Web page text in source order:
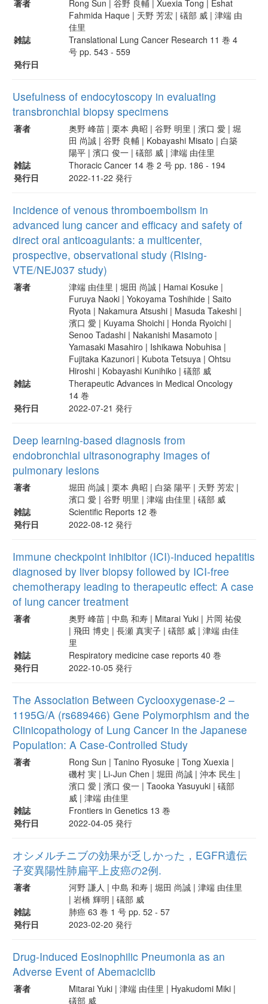
著者
Rong Sun | 谷野 良輔 | Xuexia Tong | Eshat
Fahmida Haque | 天野 芳宏 | 礒部 威 | 津端 由
佳里
雑誌
Translational Lung Cancer Research 11 巻 4
号 pp. 543 - 559
発行日
Usefulness of endocytoscopy in evaluating
transbronchial biopsy specimens
著者
奥野 峰苗 | 栗本 典昭 | 谷野 明里 | 濱口 愛 | 堀
田 尚誠 | 谷野 良輔 | Kobayashi Misato | 白築
陽平 | 濱口 俊一 | 礒部 威 | 津端 由佳里
雑誌
Thoracic Cancer 14 巻 2 号 pp. 186 - 194
発行日
2022-11-22 発行
Incidence of venous thromboembolism in
advanced lung cancer and efficacy and safety of
direct oral anticoagulants: a multicenter,
prospective, observational study (Rising-
VTE/NEJ037 study)
著者
津端 由佳里 | 堀田 尚誠 | Hamai Kosuke |
Furuya Naoki | Yokoyama Toshihide | Saito
Ryota | Nakamura Atsushi | Masuda Takeshi |
濱口 愛 | Kuyama Shoichi | Honda Ryoichi |
Senoo Tadashi | Nakanishi Masamoto |
Yamasaki Masahiro | Ishikawa Nobuhisa |
Fujitaka Kazunori | Kubota Tetsuya | Ohtsu
Hiroshi | Kobayashi Kunihiko | 礒部 威
雑誌
Therapeutic Advances in Medical Oncology
14 巻
発行日
2022-07-21 発行
Deep learning-based diagnosis from
endobronchial ultrasonography images of
pulmonary lesions
著者
堀田 尚誠 | 栗本 典昭 | 白築 陽平 | 天野 芳宏 |
濱口 愛 | 谷野 明里 | 津端 由佳里 | 礒部 威
雑誌
Scientific Reports 12 巻
発行日
2022-08-12 発行
Immune checkpoint inhibitor (ICI)-induced hepatitis
diagnosed by liver biopsy followed by ICI-free
chemotherapy leading to therapeutic effect: A case
of lung cancer treatment
著者
奥野 峰苗 | 中島 和寿 | Mitarai Yuki | 片岡 祐俊
| 飛田 博史 | 長瀬 真実子 | 礒部 威 | 津端 由佳
里
雑誌
Respiratory medicine case reports 40 巻
発行日
2022-10-05 発行
The Association Between Cyclooxygenase-2 –
1195G/A (rs689466) Gene Polymorphism and the
Clinicopathology of Lung Cancer in the Japanese
Population: A Case-Controlled Study
著者
Rong Sun | Tanino Ryosuke | Tong Xuexia |
磯村 実 | Li-Jun Chen | 堀田 尚誠 | 沖本 民生 |
濱口 愛 | 濱口 俊一 | Taooka Yasuyuki | 礒部
威 | 津端 由佳里
雑誌
Frontiers in Genetics 13 巻
発行日
2022-04-05 発行
オシメルチニブの効果が乏しかった，EGFR遺伝
子変異陽性肺扁平上皮癌の2例.
著者
河野 謙人 | 中島 和寿 | 堀田 尚誠 | 津端 由佳里
| 岩橋 輝明 | 礒部 威
雑誌
肺癌 63 巻 1 号 pp. 52 - 57
発行日
2023-02-20 発行
Drug-Induced Eosinophilic Pneumonia as an
Adverse Event of Abemaciclib
著者
Mitarai Yuki | 津端 由佳里 | Hyakudomi Miki |
礒部 威